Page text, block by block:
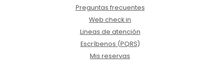
Preguntas frecuentes
Web check in
Lineas de atención
Escríbenos (PQRS)
Mis reservas